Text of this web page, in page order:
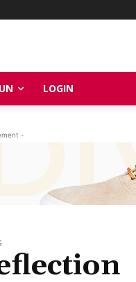
LOGIN
-